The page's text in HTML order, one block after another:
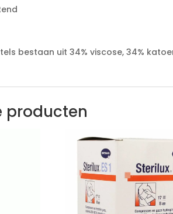
bestaan uit 34% viscose, 34%
producten